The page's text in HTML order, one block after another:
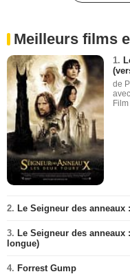
Meilleurs films
1.
de
2. Le Seigneur des
3. Le Seigneur des
longue)
4. Forrest Gump